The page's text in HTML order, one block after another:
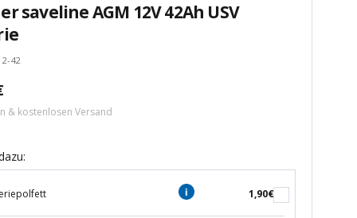
saveline AGM 12V 42Ah USV
42
& kostenlosen Versand
1,90€